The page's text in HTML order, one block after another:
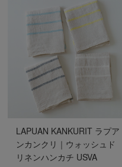
LAPUAN KANKURIT ラプア
ンカンクリ｜ウォッシュド
リネンハンカチ USVA